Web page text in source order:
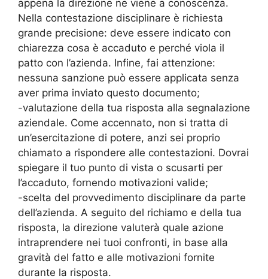
appena la direzione ne viene a conoscenza.
Nella contestazione disciplinare è richiesta
grande precisione: deve essere indicato con
chiarezza cosa è accaduto e perché viola il
patto con l’azienda. Infine, fai attenzione:
nessuna sanzione può essere applicata senza
aver prima inviato questo documento;
-valutazione della tua risposta alla segnalazione
aziendale. Come accennato, non si tratta di
un’esercitazione di potere, anzi sei proprio
chiamato a rispondere alle contestazioni. Dovrai
spiegare il tuo punto di vista o scusarti per
l’accaduto, fornendo motivazioni valide;
-scelta del provvedimento disciplinare da parte
dell’azienda. A seguito del richiamo e della tua
risposta, la direzione valuterà quale azione
intraprendere nei tuoi confronti, in base alla
gravità del fatto e alle motivazioni fornite
durante la risposta.